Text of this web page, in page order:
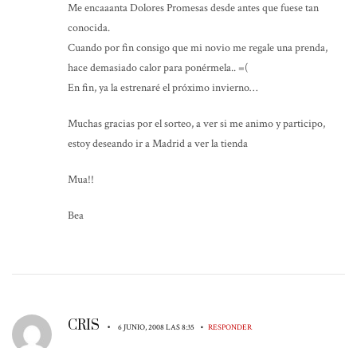
Me encaaanta Dolores Promesas desde antes que fuese tan
conocida.
Cuando por fin consigo que mi novio me regale una prenda,
hace demasiado calor para ponérmela.. =(
En fin, ya la estrenaré el próximo invierno…
Muchas gracias por el sorteo, a ver si me animo y participo,
estoy deseando ir a Madrid a ver la tienda
Mua!!
Bea
CRIS • 6 JUNIO, 2008 LAS 8:35 • RESPONDER